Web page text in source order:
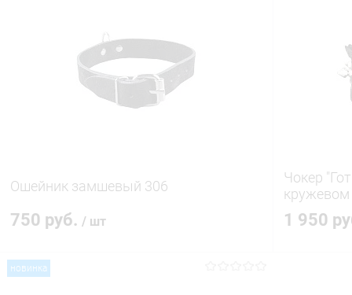
Ошейник замшевый 306
750 руб. / шт
Чокер
кружевом
1 950
новинка